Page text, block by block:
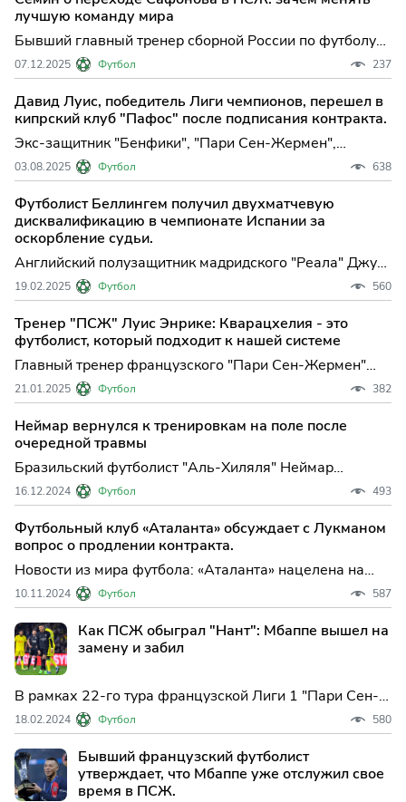
лучшую команду мира
Бывший главный тренер сборной России по футболу
Юрий Семин заявил РИА Новости, что российскому
голкиперу Матвею Сафонову нет смысла искать
новый клуб, ...
07.12.2025 Футбол 237
Давид Луис, победитель Лиги чемпионов, перешел в
кипрский клуб "Пафос" после подписания контракта.
Экс-защитник "Бенфики", "Пари Сен-Жермен",
"Челси" и "Арсенала" Давид Луис стал игроком
кипрского "Пафоса", сообщается на сайте
футбольного клуба. Соглашение 38-летнего з...
03.08.2025 Футбол 638
Футболист Беллингем получил двухматчевую
дисквалификацию в чемпионате Испании за
оскорбление судьи.
Английский полузащитник мадридского "Реала" Джуд
Беллингем дисквалифицирован на два матча
чемпионата Испании, сообщается на сайте
Королевской испанской футбольной федерац...
19.02.2025 Футбол 560
Тренер "ПСЖ" Луис Энрике: Кварацхелия - это
футболист, который подходит к нашей системе
Главный тренер французского "Пари Сен-Жермен"
Луис Энрике заявил, что футболист сборной Грузии
Хвича Кварацхелия вписывается в его концепцию
построения команды, так как у...
21.01.2025 Футбол 382
Неймар вернулся к тренировкам на поле после
очередной травмы
Бразильский футболист "Аль-Хиляля" Неймар
вернулся к тренировкам на поле, сообщается в
официальном аккаунте саудовского клуба в соцсети X.
В начале ноября сообщалось, чт...
16.12.2024 Футбол 493
Футбольный клуб «Аталанта» обсуждает с Лукманом
вопрос о продлении контракта.
Новости из мира футбола: «Аталанта» нацелена на
продление контракта с нападающим Адемолой
Лукманом до 2027 года. Зарплата футболиста может
увеличиться до 3,5 миллионов евро в год, что вдвое
превышает его текущее вознаграждение в клубе из
Бергамо.
10.11.2024 Футбол 587
Как ПСЖ обыграл "Нант": Мбаппе вышел на
замену и забил
В рамках 22-го тура французской Лиги 1 "Пари Сен-
Жермен" и "Нант" провели поединок, который
завершился победой парижан со счетом 2:0.
Защитник Люка Эрнандес открыл счет на 60-й минуте
после передачи Маркиньоса.
18.02.2024 Футбол 580
Бывший французский футболист
утверждает, что Мбаппе уже отслужил свое
время в ПСЖ.